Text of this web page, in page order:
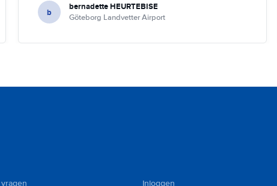
b bernadette HEURTEBISE
Göteborg Landvetter Airport
Inloggen